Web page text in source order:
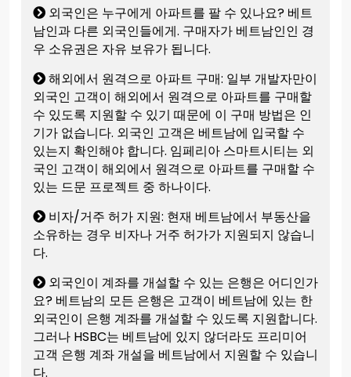
외국인은 누구에게 아파트를 팔 수 있나요? 베트
남인과 다른 외국인들에게. 구매자가 베트남인인 경
우 소유권은 자유 보유가 됩니다.
해외에서 원격으로 아파트 구매: 일부 개발자만이
외국인 고객이 해외에서 원격으로 아파트를 구매할
수 있도록 지원할 수 있기 때문에 이 구매 방법은 인
기가 없습니다. 외국인 고객은 베트남에 입국할 수
있는지 확인해야 합니다. 임페리아 스마트시티는 외
국인 고객이 해외에서 원격으로 아파트를 구매할 수
있는 드문 프로젝트 중 하나이다.
비자/거주 허가 지원: 현재 베트남에서 부동산을
소유하는 경우 비자나 거주 허가가 지원되지 않습니
다.
외국인이 계좌를 개설할 수 있는 은행은 어디인가
요? 베트남의 모든 은행은 고객이 베트남에 있는 한
외국인이 은행 계좌를 개설할 수 있도록 지원합니다.
그러나 HSBC는 베트남에 있지 않더라도 프리미어
고객 은행 계좌 개설을 베트남에서 지원할 수 있습니
다.